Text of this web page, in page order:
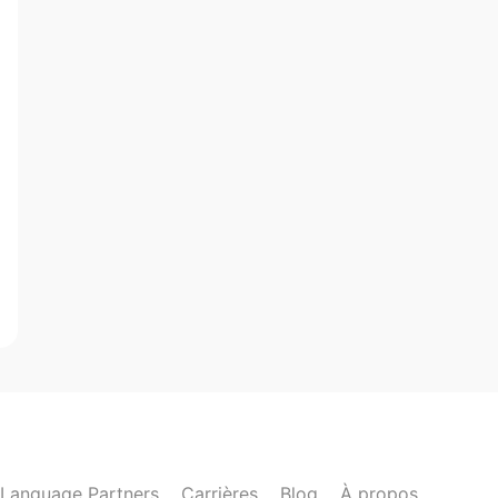
Language Partners Carrières Blog À propos